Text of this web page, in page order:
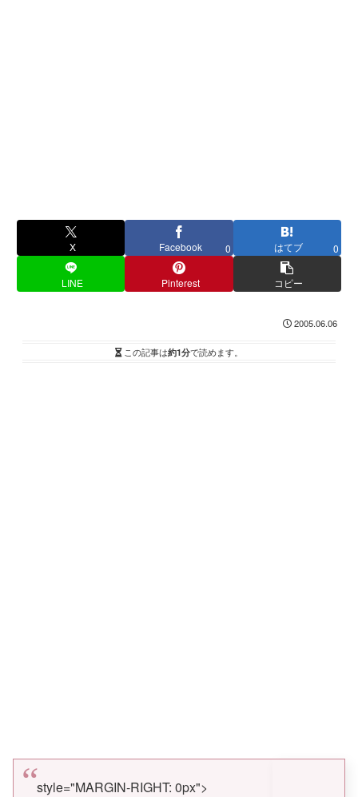
X Facebook 0 はてブ 0
LINE Pinterest コピー
2005.06.06
この記事は約1分で読めます。
style="MARGIN-RIGHT: 0px">